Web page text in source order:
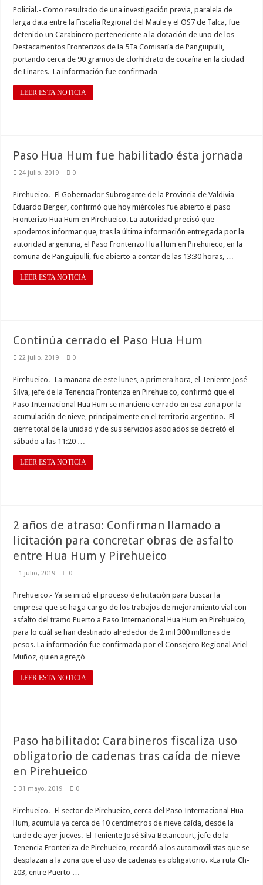
Policial.- Como resultado de una investigación previa, paralela de
larga data entre la Fiscalía Regional del Maule y el OS7 de Talca, fue
detenido un Carabinero perteneciente a la dotación de uno de los
Destacamentos Fronterizos de la 5Ta Comisaría de Panguipulli,
portando cerca de 90 gramos de clorhidrato de cocaína en la ciudad
de Linares. La información fue confirmada …
LEER ESTA NOTICIA
Paso Hua Hum fue habilitado ésta jornada
24 julio, 2019 0
Pirehueico.- El Gobernador Subrogante de la Provincia de Valdivia
Eduardo Berger, confirmó que hoy miércoles fue abierto el paso
Fronterizo Hua Hum en Pirehueico. La autoridad precisó que
«podemos informar que, tras la última información entregada por la
autoridad argentina, el Paso Fronterizo Hua Hum en Pirehuieco, en la
comuna de Panguipulli, fue abierto a contar de las 13:30 horas, …
LEER ESTA NOTICIA
Continúa cerrado el Paso Hua Hum
22 julio, 2019 0
Pirehueico.- La mañana de este lunes, a primera hora, el Teniente José
Silva, jefe de la Tenencia Fronteriza en Pirehueico, confirmó que el
Paso Internacional Hua Hum se mantiene cerrado en esa zona por la
acumulación de nieve, principalmente en el territorio argentino. El
cierre total de la unidad y de sus servicios asociados se decretó el
sábado a las 11:20 …
LEER ESTA NOTICIA
2 años de atraso: Confirman llamado a
licitación para concretar obras de asfalto
entre Hua Hum y Pirehueico
1 julio, 2019 0
Pirehueico.- Ya se inició el proceso de licitación para buscar la
empresa que se haga cargo de los trabajos de mejoramiento vial con
asfalto del tramo Puerto a Paso Internacional Hua Hum en Pirehueico,
para lo cuál se han destinado alrededor de 2 mil 300 millones de
pesos. La información fue confirmada por el Consejero Regional Ariel
Muñoz, quien agregó …
LEER ESTA NOTICIA
Paso habilitado: Carabineros fiscaliza uso
obligatorio de cadenas tras caída de nieve
en Pirehueico
31 mayo, 2019 0
Pirehueico.- El sector de Pirehueico, cerca del Paso Internacional Hua
Hum, acumula ya cerca de 10 centímetros de nieve caída, desde la
tarde de ayer jueves. El Teniente José Silva Betancourt, jefe de la
Tenencia Fronteriza de Pirehueico, recordó a los automovilistas que se
desplazan a la zona que el uso de cadenas es obligatorio. «La ruta Ch-
203, entre Puerto …